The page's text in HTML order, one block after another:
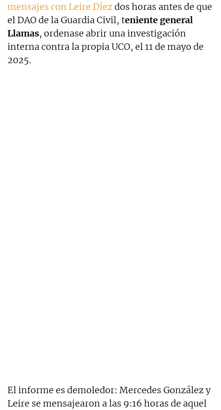
mensajes con Leire Díezdos horas antes de que
el DAO de la Guardia Civil, teniente general
Llamas, ordenase abrir una investigación
interna contra la propia UCO, el 11 de mayo de
2025.
El informe es demoledor: Mercedes González y
Leire se mensajearon a las 9:16 horas de aquel